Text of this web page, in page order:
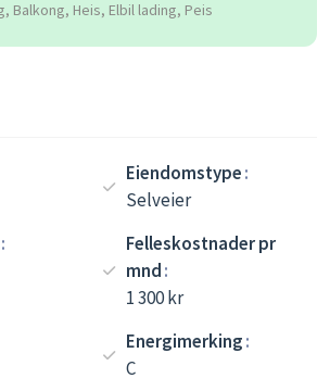
Balkong, Heis, Elbil lading, Peis
Eiendomstype
Selveier
Felleskostnader pr
mnd
1 300 kr
Energimerking
C